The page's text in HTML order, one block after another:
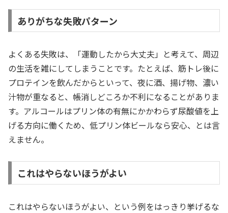
ありがちな失敗パターン
よくある失敗は、「運動したから大丈夫」と考えて、周辺
の生活を雑にしてしまうことです。たとえば、筋トレ後に
プロテインを飲んだからといって、夜に酒、揚げ物、濃い
汁物が重なると、帳消しどころか不利になることがありま
す。アルコールはプリン体の有無にかかわらず尿酸値を上
げる方向に働くため、低プリン体ビールなら安心、とは言
えません。
これはやらないほうがよい
これはやらないほうがよい、という例をはっきり挙げるな